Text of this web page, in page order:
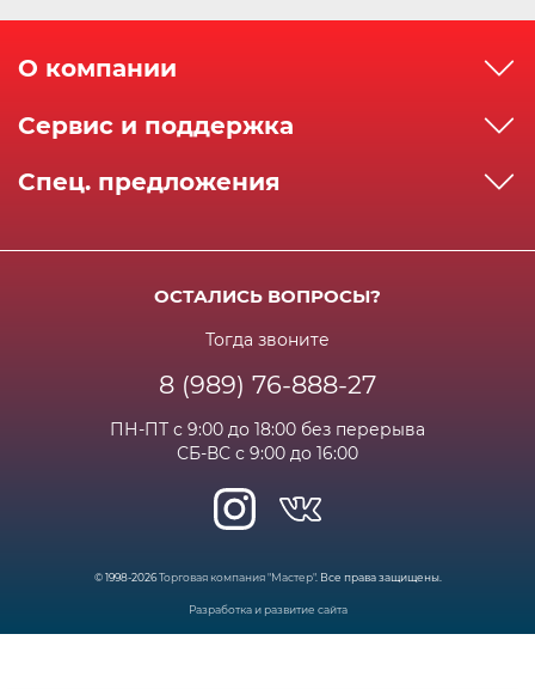
О компании
Сервисный центр
Сервис и поддержка
Доставка
Возрат и гарантия
Спец. предложения
Часто задаваемые вопросы
ОСТАЛИСЬ ВОПРОСЫ?
Тогда звоните
8 (989) 76-888-27
ПН-ПТ с 9:00 до 18:00 без перерыва
СБ-ВС с 9:00 до 16:00
© 1998-2026Торговая компания "Мастер". Все права защищены.
Разработка и развитие сайта